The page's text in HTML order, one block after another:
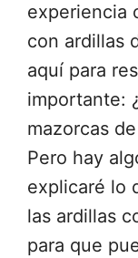
experiencia
con ardillas
aquí para
importante:
mazorcas de
Pero hay
explicaré lo
las ardillas
para que